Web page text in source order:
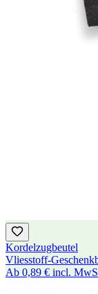
Kordelzugbeutel
Vliesstoff-
Ab 0,89 € incl.